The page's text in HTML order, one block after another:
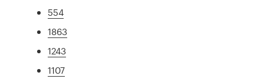
554
1863
1243
1107